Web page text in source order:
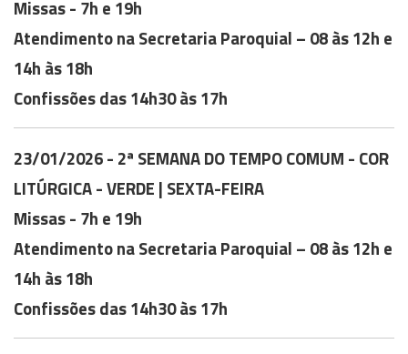
Missas - 7h e 19h
Atendimento na Secretaria Paroquial – 08 às 12h e
14h às 18h
Confissões das 14h30 às 17h
23/01/2026 - 2ª SEMANA DO TEMPO COMUM - COR
LITÚRGICA - VERDE | SEXTA-FEIRA
Missas - 7h e 19h
Atendimento na Secretaria Paroquial – 08 às 12h e
14h às 18h
Confissões das 14h30 às 17h